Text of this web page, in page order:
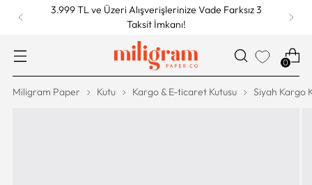
3.999 TL ve Üzeri Alışverişlerinize Vade Farksız 3
Taksit İmkanı!
0
Miligram Paper Kutu Kargo & E-ticaret Kutusu Siyah Kargo